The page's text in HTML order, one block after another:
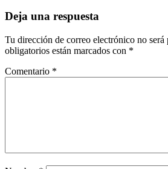
Deja una respuesta
Tu dirección de correo electrónico no será
obligatorios están marcados con *
Comentario *